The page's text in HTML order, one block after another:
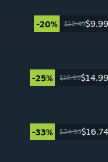
-20% $12.49$9.99
-25% $19.99$14.99
-33% $24.99$16.74